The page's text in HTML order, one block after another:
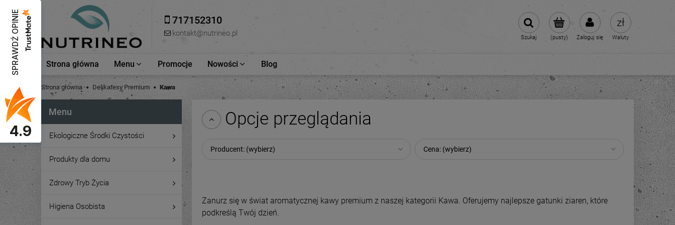
717152310
kontakt@nutrineo.pl (pusty) Zaloguj się
Szukaj Waluty
Strona główna Menu Promocje Nowości Blog
Strona główna Delikatesy Premium Kawa
Menu
Ekologiczne Środki Czystości
Produkty dla domu
Zdrowy Tryb Życia
Higiena Osobista
Opcje przeglądania
Producent: (wybierz) Cena: (wybierz)
Zanurz się w świat aromatycznej kawy premium z naszej kategorii Kawa. Oferujemy najlepsze gatunki ziaren, które
podkreślą Twój dzień.
SPRAWDŹ OPINIE
4.9